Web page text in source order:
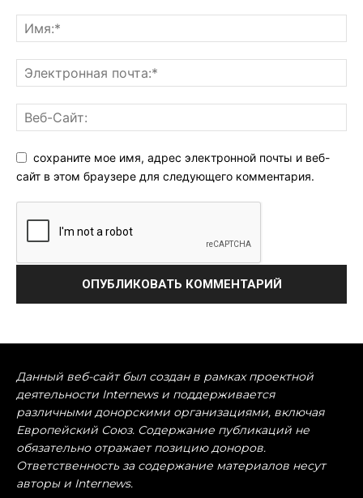
сохраните мое имя, адрес электронной почты и веб-
сайт в этом браузере для следующего комментария.
Данный веб-сайт был создан в рамках проектной
деятельности Internews и поддерживается
различными донорскими организациями, включая
Европейский Союз. Содержание публикаций не
обязательно отражает позицию доноров.
Ответственность за содержание материалов несут
авторы и Internews.